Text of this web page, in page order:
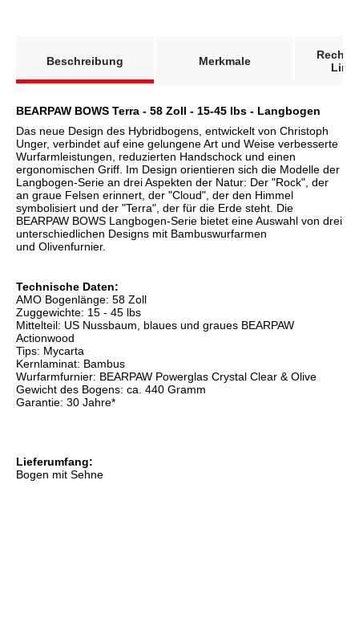
Beschreibung
Merkmale
BEARPAW BOWS Terra - 58 Zoll - 15-45 lbs - Langbogen
Das neue Design des Hybridbogens, entwickelt von Christoph
Unger, verbindet auf eine gelungene Art und Weise verbesserte
Wurfarmleistungen, reduzierten Handschock und einen
ergonomischen Griff. Im Design orientieren sich die Modelle der
Langbogen-Serie an drei Aspekten der Natur: Der "Rock", der
an graue Felsen erinnert, der "Cloud", der den Himmel
symbolisiert und der "Terra", der für die Erde steht. Die
BEARPAW BOWS Langbogen-Serie bietet eine Auswahl von drei
unterschiedlichen Designs mit Bambuswurfarmen
und Olivenfurnier.
Technische Daten:
AMO Bogenlänge: 58 Zoll
Zuggewichte: 15 - 45 lbs
Mittelteil: US Nussbaum, blaues und graues BEARPAW
Actionwood
Tips: Mycarta
Kernlaminat: Bambus
Wurfarmfurnier: BEARPAW Powerglas Crystal Clear & Olive
Gewicht des Bogens: ca. 440 Gramm
Garantie: 30 Jahre*
Lieferumfang:
Bogen mit Sehne